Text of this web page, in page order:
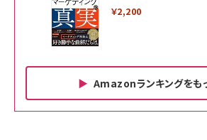
￥2,200
Amazonランキングをも